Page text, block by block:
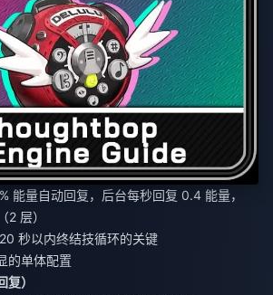
能量自动回复，后台每秒回复 0.4 能量，
2 层）
秒以内终结技循环的关键
的单体配置
）